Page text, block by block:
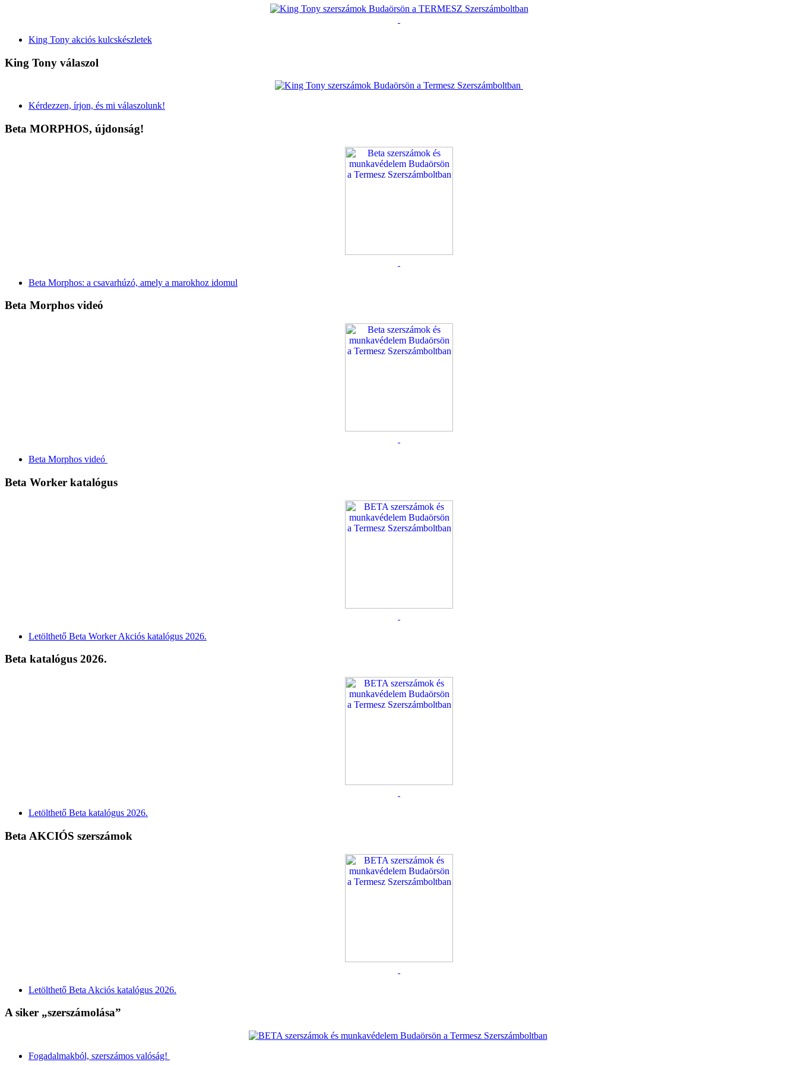
King Tony akciós kulcskészletek
King Tony válaszol
Kérdezzen, írjon, és mi válaszolunk!
Beta MORPHOS, újdonság!
Beta Morphos: a csavarhúzó, amely a marokhoz idomul
Beta Morphos videó
Beta Morphos videó
Beta Worker katalógus
Letölthető Beta Worker Akciós katalógus 2026.
Beta katalógus 2026.
Letölthető Beta katalógus 2026.
Beta AKCIÓS szerszámok
Letölthető Beta Akciós katalógus 2026.
A siker „szerszámolása”
Fogadalmakból, szerszámos valóság!